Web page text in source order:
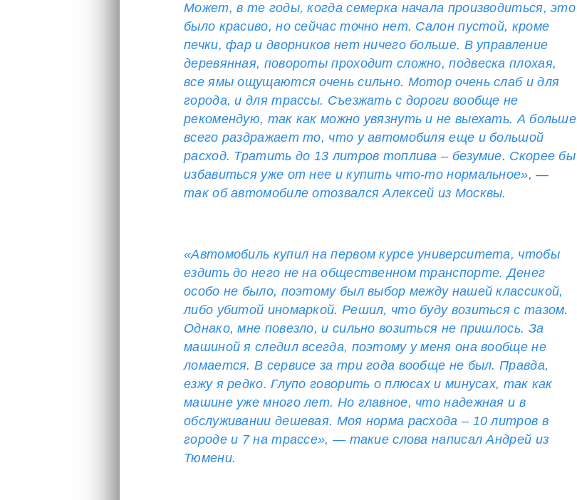
Может, в те годы, когда семерка начала производиться, это
было красиво, но сейчас точно нет. Салон пустой, кроме
печки, фар и дворников нет ничего больше. В управление
деревянная, повороты проходит сложно, подвеска плохая,
все ямы ощущаются очень сильно. Мотор очень слаб и для
города, и для трассы. Съезжать с дороги вообще не
рекомендую, так как можно увязнуть и не выехать. А больше
всего раздражает то, что у автомобиля еще и большой
расход. Тратить до 13 литров топлива – безумие. Скорее бы
избавиться уже от нее и купить что-то нормальное», —
так об автомобиле отозвался Алексей из Москвы.
«Автомобиль купил на первом курсе университета, чтобы
ездить до него не на общественном транспорте. Денег
особо не было, поэтому был выбор между нашей классикой,
либо убитой иномаркой. Решил, что буду возиться с тазом.
Однако, мне повезло, и сильно возиться не пришлось. За
машиной я следил всегда, поэтому у меня она вообще не
ломается. В сервисе за три года вообще не был. Правда,
езжу я редко. Глупо говорить о плюсах и минусах, так как
машине уже много лет. Но главное, что надежная и в
обслуживании дешевая. Моя норма расхода – 10 литров в
городе и 7 на трассе», — такие слова написал Андрей из
Тюмени.